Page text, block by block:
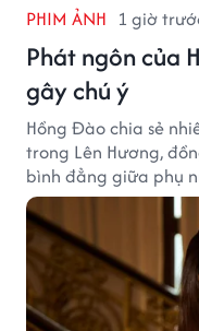
PHIM ẢNH 1 giờ
Phát ngôn của
gây chú ý
Hồng Đào chia sẻ
trong Lên Hương,
bình đẳng giữa phụ